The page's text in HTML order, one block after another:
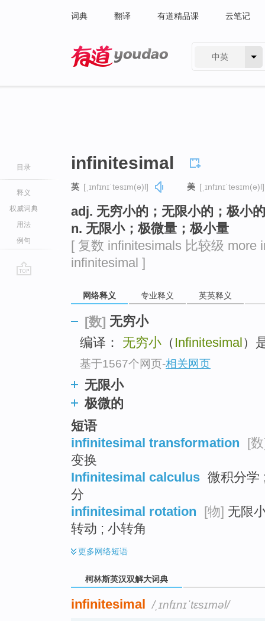
词典 翻译 有道精品课 云笔记
中英
目录
释义
权威词典
用法
例句
infinitesimal
英 [ˌɪnfɪnɪˈtesɪm(ə)l] 美 [ˌɪnfɪnɪˈtesɪm(ə)l]
adj. 无穷小的；无限小的；极小的
n. 无限小；极微量；极小量
[ 复数 infinitesimals 比较级 more
infinitesimal ]
网络释义 专业释义 英英释义
[数] 无穷小
编译： 无穷小 （ Infinitesimal ）
基于1567个网页-相关网页
无限小
极微的
短语
infinitesimal transformation [
变换
Infinitesimal calculus 微积分
分
infinitesimal rotation [物] 无限
转动 ; 小转角
更多网络短语
柯林斯英汉双解大词典
infinitesimal /ˌɪnfɪnɪˈtɛsɪməl/